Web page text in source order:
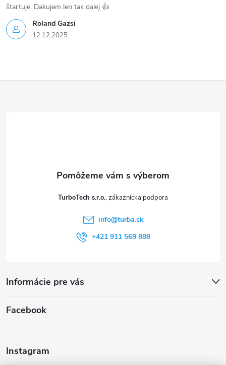
Roland Gazsi
12.12.2025
štartuje. Dakujem len tak dalej 👍
TurboTech s.r.o.
info@turba.sk
+421 911 569 888
Informácie pre vás
Facebook
Instagram